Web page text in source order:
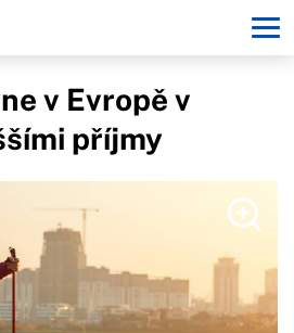
v Evropě v
příjmy